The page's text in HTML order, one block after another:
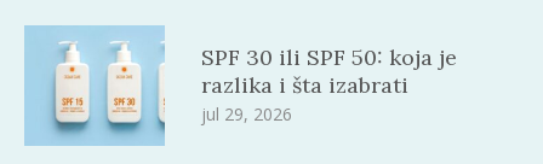
SPF 30 ili SPF 50: koja je
razlika i šta izabrati
jul 29, 2026